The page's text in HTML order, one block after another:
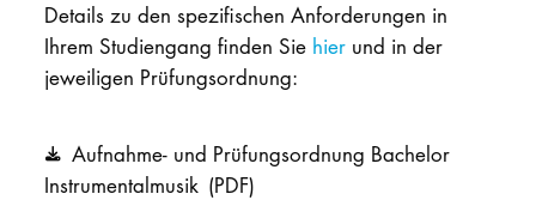
Details zu den spezifischen Anforderungen in
Ihrem Studiengang finden Sie hierund in der
jeweiligen Prüfungsordnung:
Aufnahme- und Prüfungsordnung Bachelor
Instrumentalmusik (PDF)